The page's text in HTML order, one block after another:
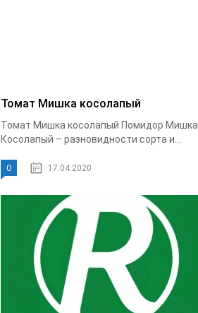
Томат Мишка косолапый
Томат Мишка косолапый Помидор Мишка
Косолапый – разновидности сорта и...
0 17.04.2020